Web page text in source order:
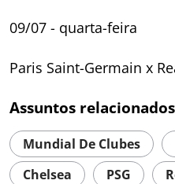
09/07 - quarta-feira
Paris Saint-Germain x
Assuntos relacionados
Mundial De Clubes
Chelsea
PSG